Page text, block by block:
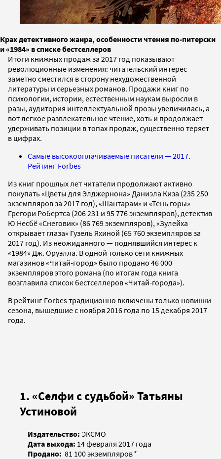
Крах детективного жанра, особенности чтения по-питерски
и «1984» в списке бестселлеров
Итоги книжных продаж за 2017 год показывают
революционные изменения: читательский интерес
заметно сместился в сторону нехудожественной
литературы и серьезных романов. Продажи книг по
психологии, истории, естественным наукам выросли в
разы, аудитория интеллектуальной прозы увеличилась, а
вот легкое развлекательное чтение, хоть и продолжает
удерживать позиции в топах продаж, существенно теряет
в цифрах.
Самые высокооплачиваемые писатели — 2017.
Рейтинг Forbes
Из книг прошлых лет читатели продолжают активно
покупать «Цветы для Элджернона» Даниэла Киза (235 250
экземпляров за 2017 год), «Шантарам» и «Тень горы»
Грегори Робертса (206 231 и 95 776 экземпляров), детектив
Ю Несбё «Снеговик» (86 769 экземпляров), «Зулейха
открывает глаза» Гузель Яхиной (65 760 экземпляров за
2017 год). Из неожиданного — поднявшийся интерес к
«1984» Дж. Оруэлла. В одной только сети книжных
магазинов «Читай-город» было продано 46 000
экземпляров этого романа (по итогам года книга
возглавила список бестселлеров «Читай-города»).
В рейтинг Forbes традиционно включены только новинки
сезона, вышедшие с ноября 2016 года по 15 декабря 2017
года.
1. «Селфи с судьбой» Татьяны
Устиновой
Издательство: ЭКСМО
Дата выхода: 14 февраля 2017 года
Продано: 81 100 экземпляров*